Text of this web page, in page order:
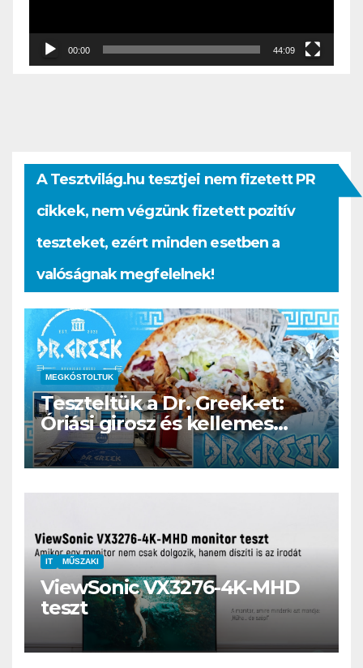
00:00 44:09
A Tesztvilág.hu tesztjei nem fizetett PR
cikkek, nem végzünk fizetett pozitív
teszteket, ezért minden esetben a
valóságnak megfelelnek!
MEGKÓSTOLTUK
Teszteltük a Dr. Greek-et:
Óriási girosz és kellemes
kerthelyiség Csepel szívében
IT MŰSZAKI
ViewSonic VX3276-4K-MHD
teszt